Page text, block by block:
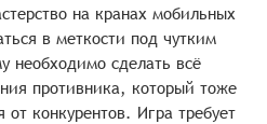
на кранах мобильных
в меткости под чутким
необходимо сделать всё
противника, который тоже
от конкурентов. Игра требует